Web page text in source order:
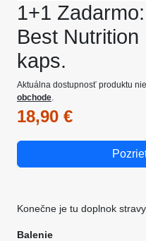
1+1
Best
kaps.
Aktuálna dostupnosť produktu
obchode.
18,90 €
Konečne je tu doplnok
Balenie